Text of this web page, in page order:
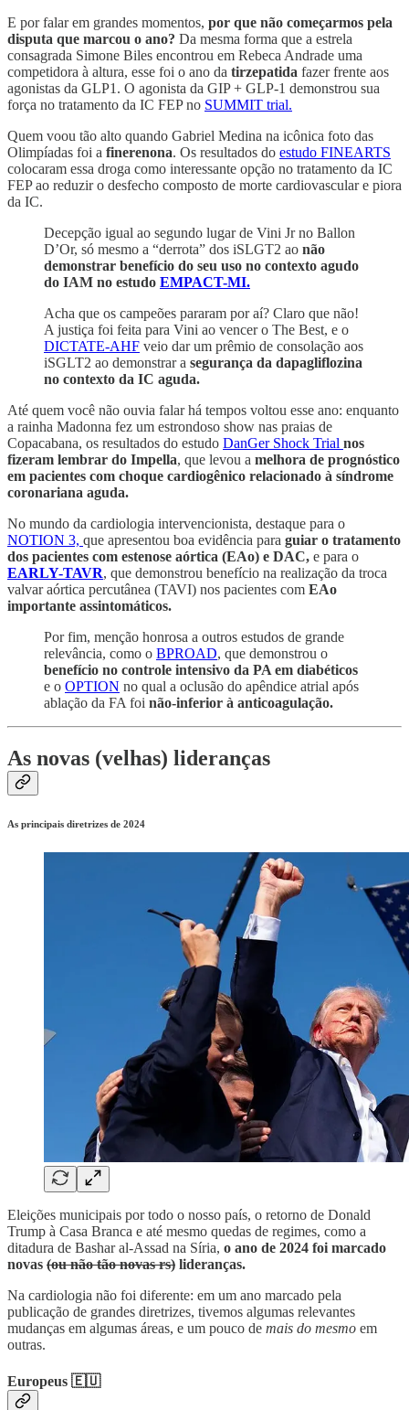
E por falar em grandes momentos, por que não começarmos pela
disputa que marcou o ano? Da mesma forma que a estrela
consagrada Simone Biles encontrou em Rebeca Andrade uma
competidora à altura, esse foi o ano da tirzepatida fazer frente aos
agonistas da GLP1. O agonista da GIP + GLP-1 demonstrou sua
força no tratamento da IC FEP no SUMMIT trial.
Quem voou tão alto quando Gabriel Medina na icônica foto das
Olimpíadas foi a finerenona. Os resultados do estudo FINEARTS
colocaram essa droga como interessante opção no tratamento da IC
FEP ao reduzir o desfecho composto de morte cardiovascular e piora
da IC.
Decepção igual ao segundo lugar de Vini Jr no Ballon
D’Or, só mesmo a “derrota” dos iSLGT2 ao não
demonstrar benefício do seu uso no contexto agudo
do IAM no estudo EMPACT-MI.
Acha que os campeões pararam por aí? Claro que não!
A justiça foi feita para Vini ao vencer o The Best, e o
DICTATE-AHF veio dar um prêmio de consolação aos
iSGLT2 ao demonstrar a segurança da dapagliflozina
no contexto da IC aguda.
Até quem você não ouvia falar há tempos voltou esse ano: enquanto
a rainha Madonna fez um estrondoso show nas praias de
Copacabana, os resultados do estudo DanGer Shock Trial nos
fizeram lembrar do Impella, que levou a melhora de prognóstico
em pacientes com choque cardiogênico relacionado à síndrome
coronariana aguda.
No mundo da cardiologia intervencionista, destaque para o
NOTION 3, que apresentou boa evidência para guiar o tratamento
dos pacientes com estenose aórtica (EAo) e DAC, e para o
EARLY-TAVR, que demonstrou benefício na realização da troca
valvar aórtica percutânea (TAVI) nos pacientes com EAo
importante assintomáticos.
Por fim, menção honrosa a outros estudos de grande
relevância, como o BPROAD, que demonstrou o
benefício no controle intensivo da PA em diabéticos
e o OPTION no qual a oclusão do apêndice atrial após
ablação da FA foi não-inferior à anticoagulação.
As novas (velhas) lideranças
As principais diretrizes de 2024
Eleições municipais por todo o nosso país, o retorno de Donald
Trump à Casa Branca e até mesmo quedas de regimes, como a
ditadura de Bashar al-Assad na Síria, o ano de 2024 foi marcado
novas (ou não tão novas rs) lideranças.
Na cardiologia não foi diferente: em um ano marcado pela
publicação de grandes diretrizes, tivemos algumas relevantes
mudanças em algumas áreas, e um pouco de mais do mesmo em
outras.
Europeus 🇪🇺